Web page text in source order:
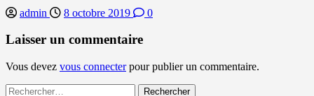
admin 8 octobre 2019 0
Laisser un commentaire
Vous devez vous connecterpour publier un commentaire.
Rechercher :